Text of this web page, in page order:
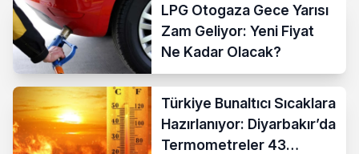
LPG Otogaza Gece Yarısı
Zam Geliyor: Yeni Fiyat
Ne Kadar Olacak?
Türkiye Bunaltıcı Sıcaklara
Hazırlanıyor: Diyarbakır’da
Termometreler 43